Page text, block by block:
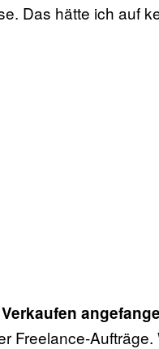
Das hätte ich auf
Freelance-